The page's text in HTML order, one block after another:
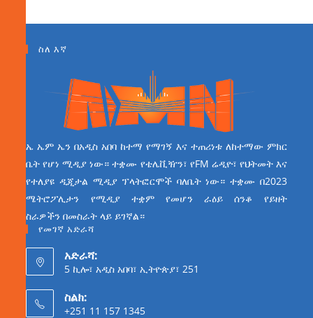
ስለ እኛ
ኤ ኤም ኤን በአዲስ አበባ ከተማ የማገኝ እና ተጠሪነቱ ለከተማው ምክር
ቤት የሆነ ሚዲያ ነው። ተቋሙ የቴሌቪዥን፣ የFM ሬዲዮ፣ የህትመት እና
የተለያዩ ዲጂታል ሚዲያ ፕላትፎርሞች ባለቤት ነው። ተቋሙ በ2023
ሜትሮፖሊታን የሚዲያ ተቋም የመሆን ራዕይ ሰንቆ የይዘት
ስራዎችን በመስራት ላይ ይገኛል።
የመገኛ አድራሻ
አድራሻ:
5 ኪሎ፣ አዲስ አበባ፣ ኢትዮጵያ፣ 251
ስልክ:
+251 11 157 1345